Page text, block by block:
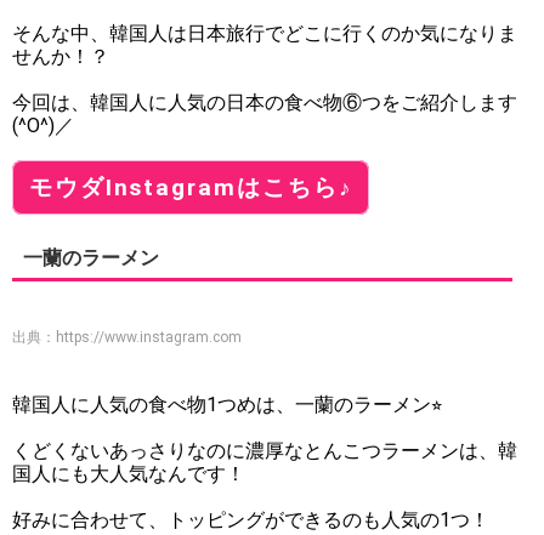
そんな中、韓国人は日本旅行でどこに行くのか気になりま
せんか！？
今回は、韓国人に人気の日本の食べ物⑥つをご紹介します
(^O^)／
モウダInstagramはこちら♪
一蘭のラーメン
出典： https://www.instagram.com
韓国人に人気の食べ物1つめは、一蘭のラーメン⭐︎
くどくないあっさりなのに濃厚なとんこつラーメンは、韓
国人にも大人気なんです！
好みに合わせて、トッピングができるのも人気の1つ！